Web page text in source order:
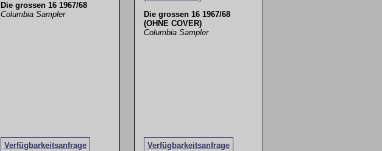
Die grossen 16 1967/68
Columbia Sampler
Verfügbarkeitsanfrage
Die grossen 16 1967/68
(OHNE COVER)
Columbia Sampler
Verfügbarkeitsanfrage